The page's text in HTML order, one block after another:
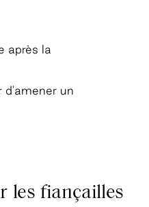
après la
d'amener un
les fiançailles